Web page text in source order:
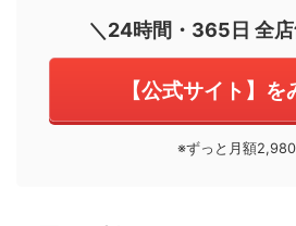
＼24時間・365日 全
【公式サイト】を
※ずっと月額